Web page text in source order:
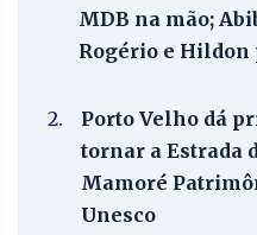
MDB na mão;
Rogério e
2.
Porto Velho dá
tornar a Estrada
Mamoré
Unesco